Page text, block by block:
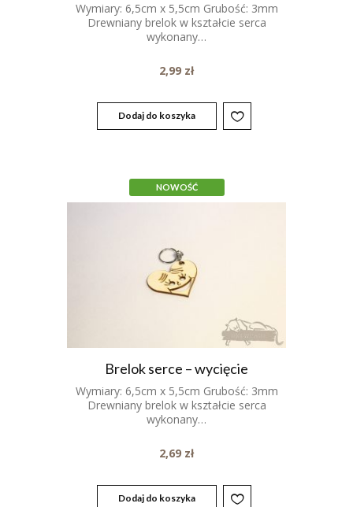
Wymiary: 6,5cm x 5,5cm Grubość: 3mm
Drewniany brelok w kształcie serca
wykonany…
2,99 zł
Dodaj do koszyka
NOWOŚĆ
Brelok serce – wycięcie
Wymiary: 6,5cm x 5,5cm Grubość: 3mm
Drewniany brelok w kształcie serca
wykonany…
2,69 zł
Dodaj do koszyka